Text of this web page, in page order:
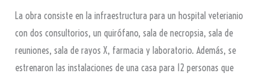
La obra consiste en la infraestructura para un hospital veterianio
con dos consultorios, un quirófano, sala de necropsia, sala de
reuniones, sala de rayos X, farmacia y laboratorio. Además, se
estrenaron las instalaciones de una casa para 12 personas que